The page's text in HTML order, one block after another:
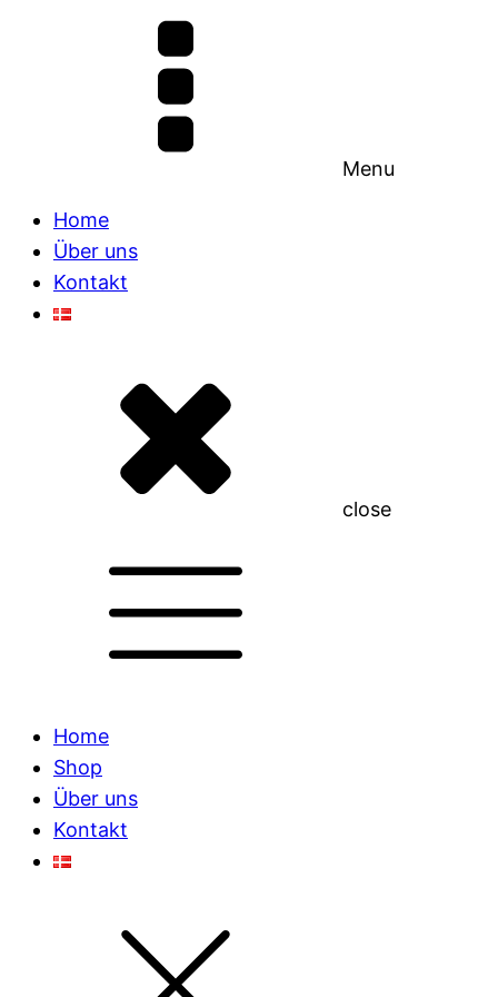
Menu
Home
Über uns
Kontakt
close
Home
Shop
Über uns
Kontakt